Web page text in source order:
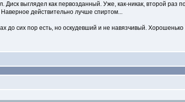
Диск выглядел как первозданный. Уже, как-никак, второй
действительно лучше спиртом...
до сих пор есть, но оскудевший и не навязчивый.